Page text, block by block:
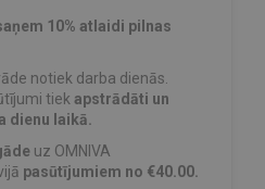
10% atlaidi pilnas
notiek darba dienās.
tiek apstrādāti un
dienu laikā.
uz OMNIVA
pasūtījumiem no €40.00.